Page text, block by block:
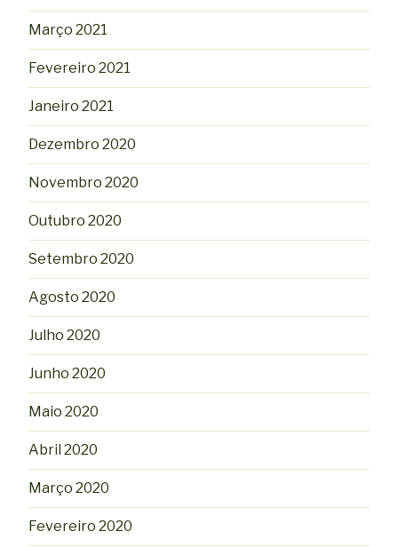
Março 2021
Fevereiro 2021
Janeiro 2021
Dezembro 2020
Novembro 2020
Outubro 2020
Setembro 2020
Agosto 2020
Julho 2020
Junho 2020
Maio 2020
Abril 2020
Março 2020
Fevereiro 2020